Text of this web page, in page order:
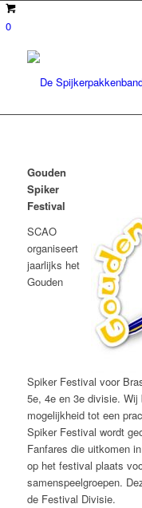
0
Gouden
Spiker
Festival
SCAO
organiseert
jaarlijks het
Gouden
Spiker Festival voor
5e, 4e en 3e divisie. Wij
mogelijkheid tot een
Spiker Festival wordt
Fanfares die uitkomen
op het festival plaats
samenspeelgroepen.
de Festival Divisie.